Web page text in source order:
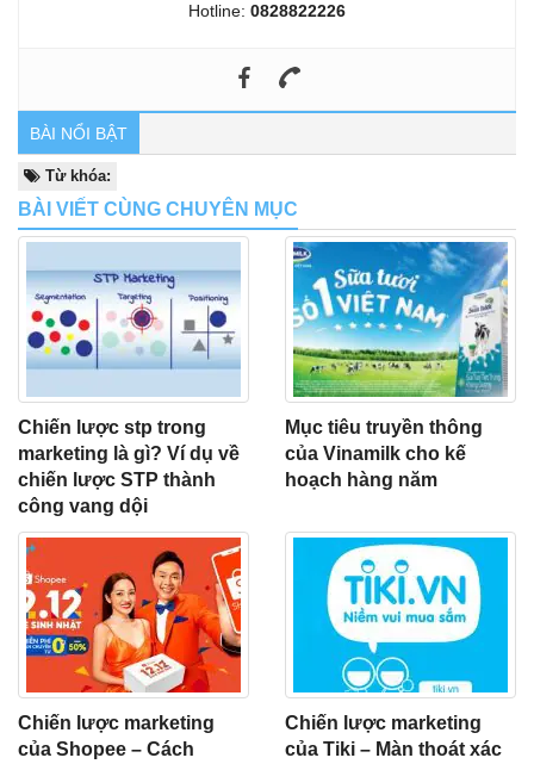
Hotline: 0828822226
BÀI NỔI BẬT
Từ khóa:
BÀI VIẾT CÙNG CHUYÊN MỤC
Chiến lược stp trong
marketing là gì? Ví dụ về
chiến lược STP thành
công vang dội
Mục tiêu truyền thông
của Vinamilk cho kế
hoạch hàng năm
Chiến lược marketing
của Shopee – Cách
Chiến lược marketing
của Tiki – Màn thoát xác